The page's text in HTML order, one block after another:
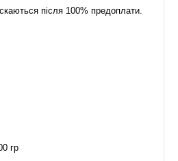
після 100% предоплати.
гр